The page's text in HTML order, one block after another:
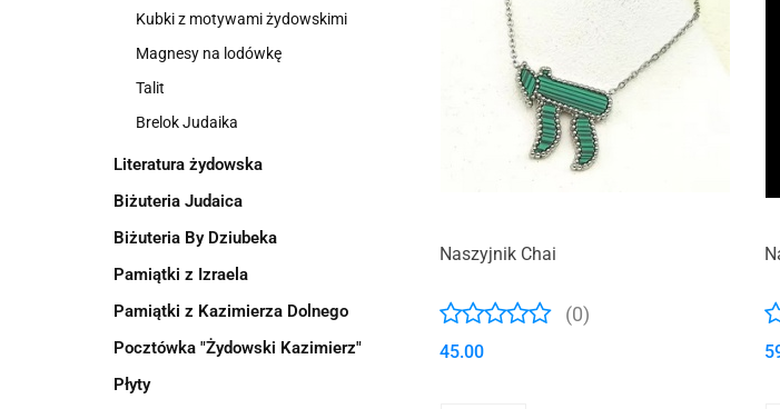
Kubki z motywami żydowskimi
Magnesy na lodówkę
Talit
Brelok Judaika
Literatura żydowska
Biżuteria Judaica
Biżuteria By Dziubeka
Pamiątki z Izraela
Pamiątki z Kazimierza Dolnego
Pocztówka "Żydowski Kazimierz"
Płyty
Naszyjnik Chai
(0)
45.00